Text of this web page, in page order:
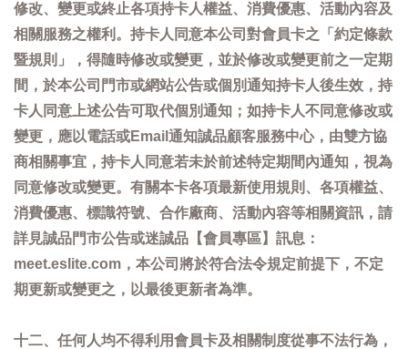
修改、變更或終止各項持卡人權益、消費優惠、活動內容及
相關服務之權利。持卡人同意本公司對會員卡之「約定條款
暨規則」，得隨時修改或變更，並於修改或變更前之一定期
間，於本公司門市或網站公告或個別通知持卡人後生效，持
卡人同意上述公告可取代個別通知；如持卡人不同意修改或
變更，應以電話或Email通知誠品顧客服務中心，由雙方協
商相關事宜，持卡人同意若未於前述特定期間內通知，視為
同意修改或變更。有關本卡各項最新使用規則、各項權益、
消費優惠、標識符號、合作廠商、活動內容等相關資訊，請
詳見誠品門市公告或迷誠品【會員專區】訊息：
meet.eslite.com，本公司將於符合法令規定前提下，不定
期更新或變更之，以最後更新者為準。
十二、任何人均不得利用會員卡及相關制度從事不法行為，